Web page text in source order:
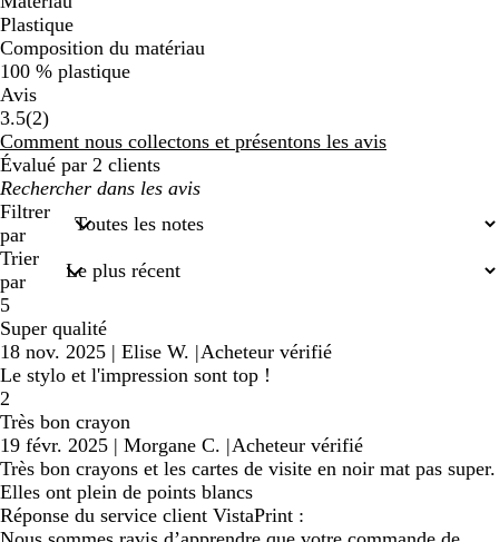
Plastique
Composition du matériau
100 % plastique
Avis
3.5(22
avis
)
Comment nous collectons et présentons les avis
Évalué par 2 clients
Mes
recherches
saisies
Filtrer
par
Trier
par
5
Super qualité
18 nov. 2025 | Elise W. |Acheteur vérifié
Le stylo et l'impression sont top !
2
Très bon crayon
19 févr. 2025 | Morgane C. |Acheteur vérifié
Très bon crayons et les cartes de visite en noir mat pas super.
Elles ont plein de points blancs
Réponse du service client VistaPrint :